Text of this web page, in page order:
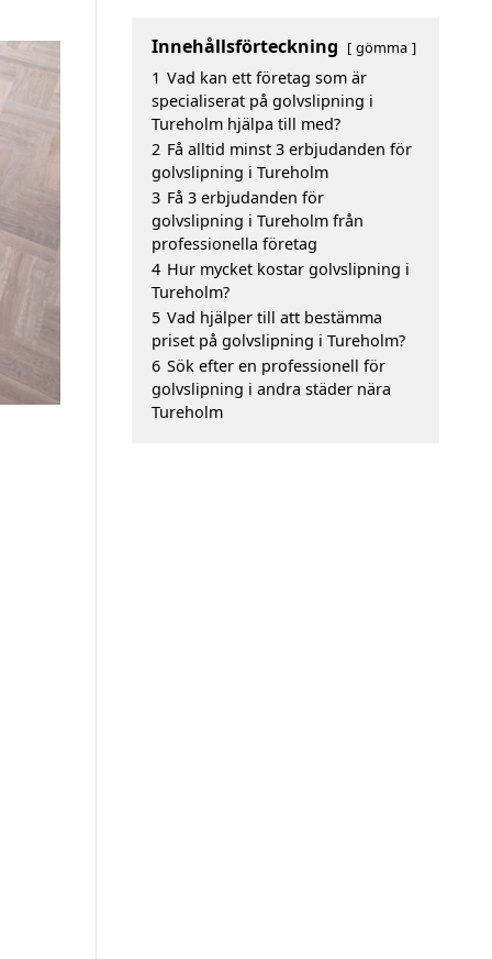
Innehållsförteckning gömma
1 Vad kan ett företag som är
specialiserat på golvslipning i
Tureholm hjälpa till med?
2 Få alltid minst 3 erbjudanden för
golvslipning i Tureholm
3 Få 3 erbjudanden för
golvslipning i Tureholm från
professionella företag
4 Hur mycket kostar golvslipning i
Tureholm?
5 Vad hjälper till att bestämma
priset på golvslipning i Tureholm?
6 Sök efter en professionell för
golvslipning i andra städer nära
Tureholm